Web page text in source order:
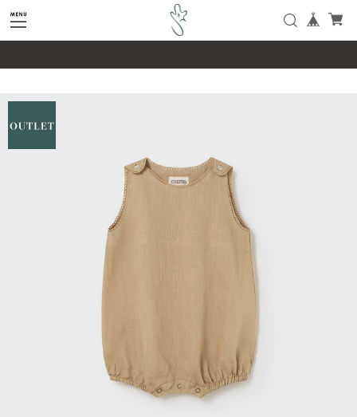
google-site-verification=SHQu5n4yz7-
tPsbAaiX89DBKMypZL6raQx7JsECLt-4